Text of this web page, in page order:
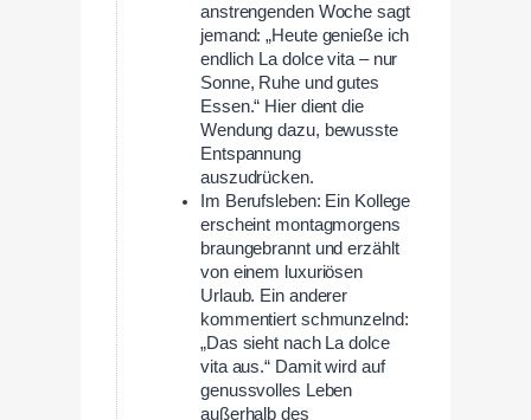
anstrengenden Woche sagt
jemand: „Heute genieße ich
endlich La dolce vita – nur
Sonne, Ruhe und gutes
Essen.“ Hier dient die
Wendung dazu, bewusste
Entspannung
auszudrücken.
Im Berufsleben: Ein Kollege
erscheint montagmorgens
braungebrannt und erzählt
von einem luxuriösen
Urlaub. Ein anderer
kommentiert schmunzelnd:
„Das sieht nach La dolce
vita aus.“ Damit wird auf
genussvolles Leben
außerhalb des